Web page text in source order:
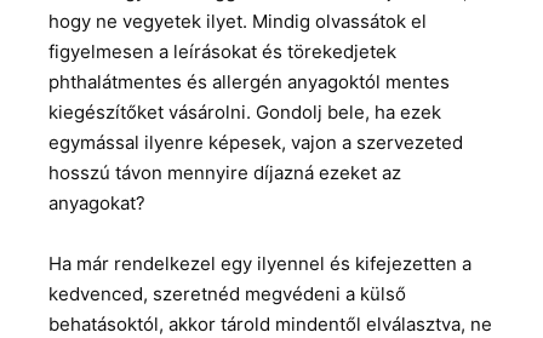
hogy ne vegyetek ilyet. Mindig olvassátok el
figyelmesen a leírásokat és törekedjetek
phthalátmentes és allergén anyagoktól mentes
kiegészítőket vásárolni. Gondolj bele, ha ezek
egymással ilyenre képesek, vajon a szervezeted
hosszú távon mennyire díjazná ezeket az
anyagokat?
Ha már rendelkezel egy ilyennel és kifejezetten a
kedvenced, szeretnéd megvédeni a külső
behatásoktól, akkor tárold mindentől elválasztva, ne